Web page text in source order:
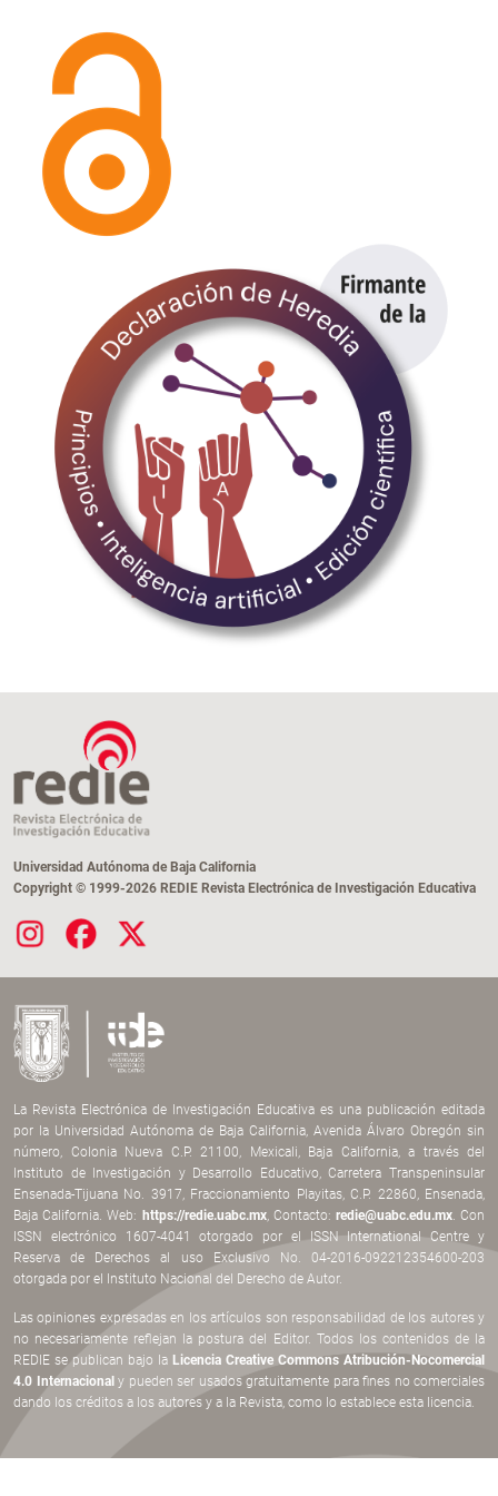
Universidad Autónoma de Baja California
Copyright © 1999-2026 REDIE Revista Electrónica de Investigación Educativa
La Revista Electrónica de Investigación Educativa es una publicación editada
por la Universidad Autónoma de Baja California, Avenida Álvaro Obregón sin
número, Colonia Nueva C.P. 21100, Mexicali, Baja California, a través del
Instituto de Investigación y Desarrollo Educativo, Carretera Transpeninsular
Ensenada-Tijuana No. 3917, Fraccionamiento Playitas, C.P. 22860, Ensenada,
Baja California. Web: https://redie.uabc.mx, Contacto: redie@uabc.edu.mx. Con
ISSN electrónico 1607-4041 otorgado por el ISSN International Centre y
Reserva de Derechos al uso Exclusivo No. 04-2016-092212354600-203
otorgada por el Instituto Nacional del Derecho de Autor.
Las opiniones expresadas en los artículos son responsabilidad de los autores y
no necesariamente reflejan la postura del Editor. Todos los contenidos de la
REDIE se publican bajo la Licencia Creative Commons Atribución-Nocomercial
4.0 Internacional y pueden ser usados gratuitamente para fines no comerciales
dando los créditos a los autores y a la Revista, como lo establece esta licencia.